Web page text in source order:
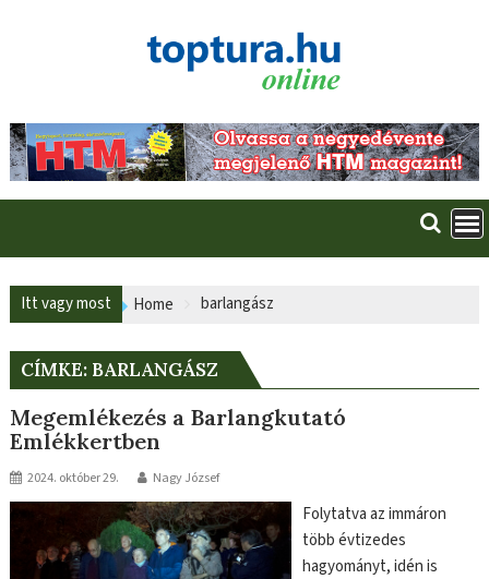
Itt vagy most Home barlangász
CÍMKE: BARLANGÁSZ
Megemlékezés a Barlangkutató
Emlékkertben
2024. október 29. Nagy József
Folytatva az immáron
több évtizedes
hagyományt, idén is